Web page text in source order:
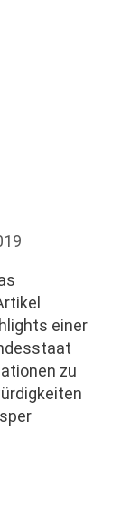
einer
zu